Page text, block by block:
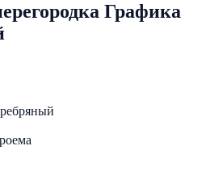
Графика